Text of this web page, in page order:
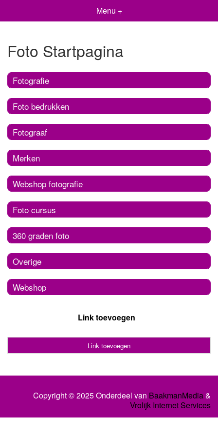
Menu +
Foto Startpagina
Fotografie
Foto bedrukken
Fotograaf
Merken
Webshop fotografie
Foto cursus
360 graden foto
Overige
Webshop
Link toevoegen
Link toevoegen
Copyright © 2025 Onderdeel van BaakmanMedia&
Vrolijk Internet Services